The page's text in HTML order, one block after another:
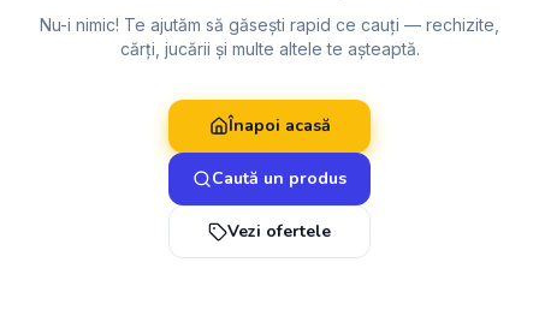
Nu-i nimic! Te ajutăm să găsești rapid ce cauți — rechizite,
cărți, jucării și multe altele te așteaptă.
Înapoi acasă
Caută un produs
Vezi ofertele